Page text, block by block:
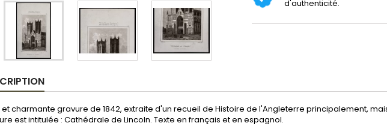
d'authenticité.
et charmante gravure de 1842, extraite d'un recueil de Histoire de l'Angleterre principalement,
est intitulée : Cathédrale de Lincoln. Texte en français et en espagnol.